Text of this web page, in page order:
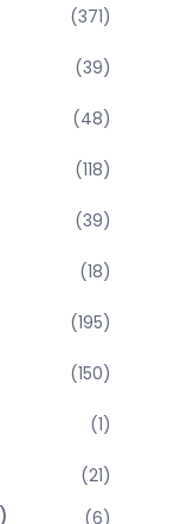
(371)
(39)
(48)
(118)
(39)
(18)
(195)
(150)
(1)
(21)
(6)